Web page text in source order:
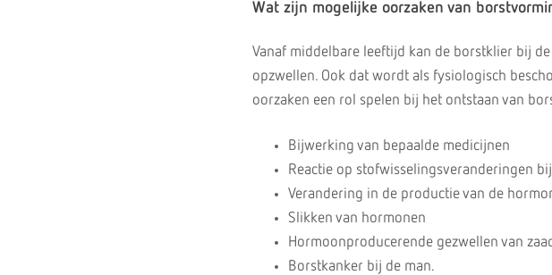
Wat zijn mogelijke oorzaken van
Vanaf middelbare leeftijd kan de borstklier bij
opzwellen. Ook dat wordt als fysiologisch
oorzaken een rol spelen bij het ontstaan van
Bijwerking van bepaalde medicijnen
Reactie op stofwisselingsveranderingen
Verandering in de productie van de
Slikken van hormonen
Hormoonproducerende gezwellen van
Borstkanker bij de man.